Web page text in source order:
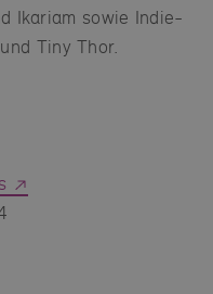
Ikariam sowie Indie-
Tiny Thor.